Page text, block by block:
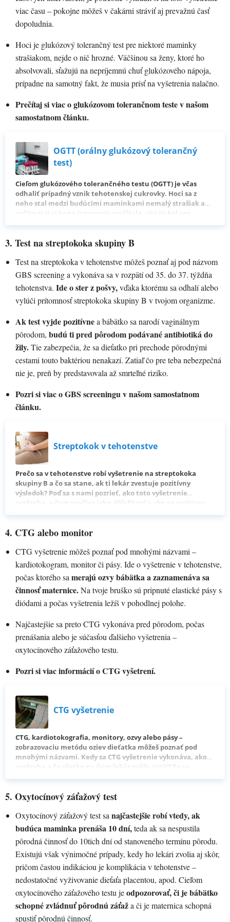
viac času – pokojne môžeš v čakárni stráviť aj prevažnú časť
dopoludnia.
Hoci je glukózový tolerančný test pre niektoré maminky
strašiakom, nejde o nič hrozné. Väčšinou sa ženy, ktoré ho
absolvovali, sťažujú na nepríjemnú chuť glukózového nápoja,
prípadne na samotný fakt, že musia prísť na vyšetrenia nalačno.
Prečítaj si viac o glukózovom tolerančnom teste v našom
samostatnom článku.
OGTT (orálny glukózový tolerančný
test)
Cieľom glukózového tolerančného testu (OGTT) je včas
odhaliť prípadný vznik tehotenskej cukrovky. Hoci sa z
neho stal medzi budúcimi maminkami nemalý strašiak a
určite si si aj ty na internete prečítala, aký to bol pre
nejako špeciálne pripraviť, prečo sa vlastne vykonáva a čo
3. Test na streptokoka skupiny B
Test na streptokoka v tehotenstve môžeš poznať aj pod názvom
GBS screening a vykonáva sa v rozpätí od 35. do 37. týždňa
tehotenstva. Ide o ster z pošvy,vďaka ktorému sa odhalí alebo
vylúči prítomnosť streptokoka skupiny B v tvojom organizme.
Ak test vyjde pozitívnea bábätko sa narodí vaginálnym
pôrodom, budú ti pred pôrodom podávané antibiotiká do
žily.Tie zabezpečia, že sa dieťatko pri prechode pôrodnými
cestami touto baktériou nenakazí. Zatiaľ čo pre teba nebezpečná
nie je, preň by predstavovala až smrteľné riziko.
Pozri si viac o GBS screeningu v našom samostatnom
článku.
Streptokok v tehotenstve
Prečo sa v tehotenstve robí vyšetrenie na streptokoka
skupiny B a čo sa stane, ak ti lekár zvestuje pozitívny
výsledok? Poď sa s nami pozrieť, ako toto vyšetrenie
prebieha, v čom spočíva jeho dôležitosť a ako sa pozitívny
4. CTG alebo monitor
CTG vyšetrenie môžeš poznať pod mnohými názvami –
kardiotokogram, monitor či pásy. Ide o vyšetrenie v tehotenstve,
počas ktorého sa merajú ozvy bábätka a zaznamenáva sa
činnosť maternice.Na tvoje bruško sú pripnuté elastické pásy s
diódami a počas vyšetrenia ležíš v pohodlnej polohe.
Najčastejšie sa preto CTG vykonáva pred pôrodom, počas
prenášania alebo je súčasťou ďalšieho vyšetrenia –
oxytocínového záťažového testu.
Pozri si viac informácií o CTG vyšetrení.
CTG vyšetrenie
CTG, kardiotokografia, monitory, ozvy alebo pásy –
zobrazovaciu metódu oziev dieťatka môžeš poznať pod
mnohými názvami. Kedy sa CTG vyšetrenie vykonáva, ako
prebieha a čo všetko na ňom lekár môže zistiť? To sa
5. Oxytocínový záťažový test
Oxytocínový záťažový test sa najčastejšie robí vtedy, ak
budúca maminka prenáša 10 dní,teda ak sa nespustila
pôrodná činnosť do 10tich dní od stanoveného termínu pôrodu.
Existujú však výnimočné prípady, kedy ho lekári zvolia aj skôr,
pričom častou indikáciou je komplikácia v tehotenstve –
nedostatočné vyživovanie dieťaťa placentou, apod. Cieľom
oxytocínového záťažového testu jeodpozorovať, či je bábätko
schopné zvládnuť pôrodnú záťaža či je maternica schopná
spustiť pôrodnú činnosť.